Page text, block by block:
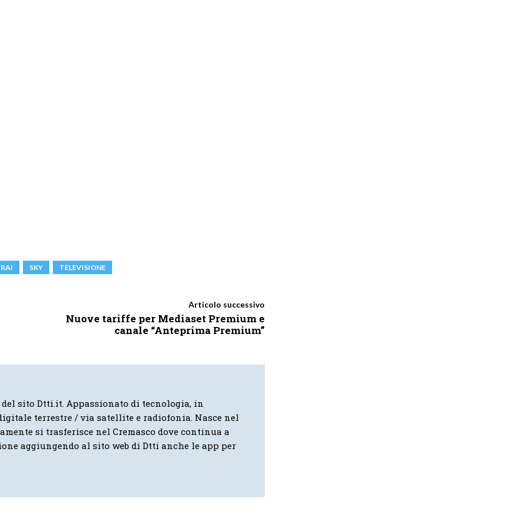
RAI SKY TELEVISIONE
Articolo successivo
Nuove tariffe per Mediaset Premium e
canale “Anteprima Premium”
sito Dtti.it. Appassionato di tecnologia, in
terrestre / via satellite e radiofonia. Nasce nel
si trasferisce nel Cremasco dove continua a
aggiungendo al sito web di Dtti anche le app per